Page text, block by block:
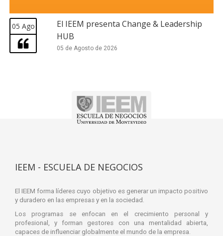
05 Ago
El IEEM presenta Change & Leadership
HUB
05 de Agosto de 2026
IEEM - ESCUELA DE NEGOCIOS
El IEEM forma líderes cuyo objetivo es generar un impacto positivo
y duradero en las empresas y en la sociedad.
Los programas se enfocan en el crecimiento personal y
profesional, y forman gestores con una mentalidad abierta,
capaces de influenciar globalmente el mundo de la empresa.